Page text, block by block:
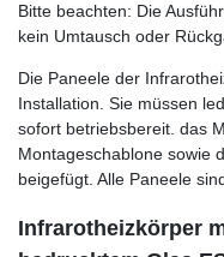
Bitte beachten: Die
kein Umtausch oder
Die Paneele der
Installation. Sie müssen
sofort betriebsbereit. das
Montageschablone sowie
beigefügt. Alle Paneele
Infrarotheizkörper